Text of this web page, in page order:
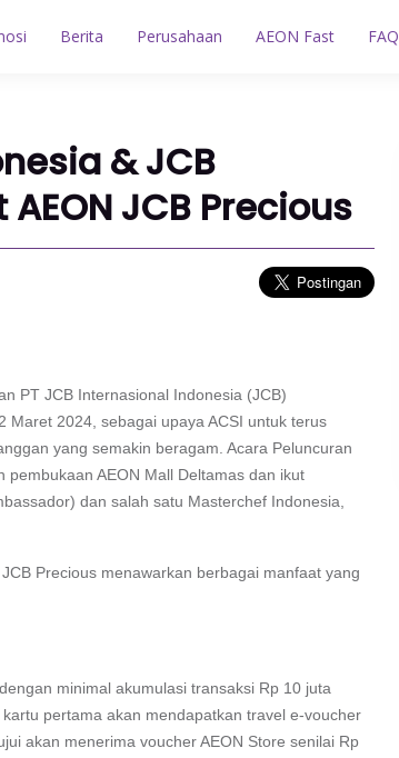
Berita Perusahaan AEON Fast FAQ
& JCB
JCB Precious
PT JCB Internasional Indonesia (JCB)
Maret 2024, sebagai upaya ACSI untuk terus
yang semakin beragam. Acara Peluncuran
pembukaan AEON Mall Deltamas dan ikut
dan salah satu Masterchef Indonesia,
JCB Precious menawarkan berbagai manfaat yang
minimal akumulasi transaksi Rp 10 juta
pertama akan mendapatkan travel e-voucher
akan menerima voucher AEON Store senilai Rp